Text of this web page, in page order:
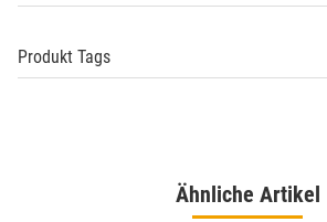
Produkt Tags
Ähnliche Artikel